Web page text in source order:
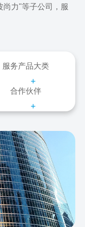
尚力"等子公司，服
服务产品大类
+
合作伙伴
+